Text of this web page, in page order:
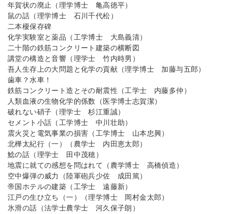
年賀状の廃止（理学博士 亀高徳平）
鼠の話（理学博士 石川千代松）
二本榎保存碑
化学実験室と薬品（工学博士 大島義清）
二十階の鉄筋コンクリート建築の横断図
講堂の構造と音響（理学士 竹内時男）
吾人生存上の大問題と化学の貢献（理学博士 加藤与五郎）
歯車？水車！
鉄筋コンクリート造とその耐震性（工学士 内藤多仲）
人類血液の生物化学的係数（医学博士志賀潔）
破れない硝子（理学士 杉江重誠）
セメント小話（工学博士 中川壮助）
震火災と電気事業の損害（工学博士 山本忠興）
北樺太紀行（一）（農学士 内田恵太郎）
鯰の話（理学士 田中茂穂）
地震に就ての感想を問はれて（農学博士 高橋偵造）
空中爆弾の威力（陸軍砲兵少佐 成田篤）
帝国ホテルの建築（工学士 遠藤新）
江戸の生ひ立ち（一）（理学博士 岡村金太郎）
氷滑の話（法学士農学士 河久保子朗）